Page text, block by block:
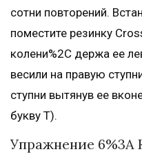
сотни повторений.
поместите резинку
колени%2C держа ее
весили на правую
ступни вытянув ее
букву Т).
Упражнение 6%3A